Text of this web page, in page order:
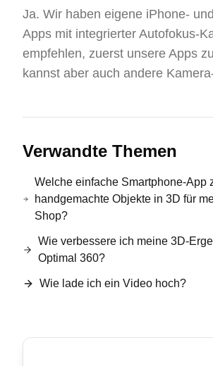
Ja. Wir haben eigene iPhone-
Apps mit integrierter Autofokus-
empfehlen, zuerst unsere Apps
kannst aber auch andere
Verwandte Themen
Welche einfache Smartphone-App
handgemachte Objekte in 3D für
Shop?
Wie verbessere ich meine 3D-
Optimal 360?
Wie lade ich ein Video hoch?